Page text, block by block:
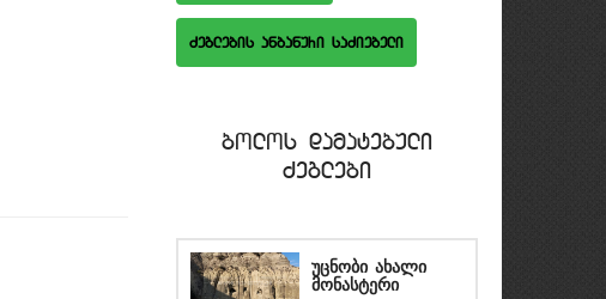
bolos damatebuli
Zeglebi
უცნობი ახალი
მონასტერი